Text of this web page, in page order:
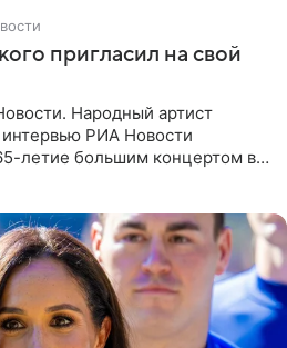
пригласил на свой
Народный артист
РИА Новости
летие большим концертом в